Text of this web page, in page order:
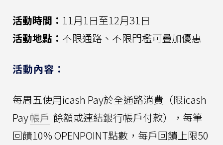
活動時間： 11月1日至12月31日
活動地點： 不限通路、不限門檻可疊加優惠
活動內容：
每周五使用icash Pay於全通路消費（限icash
Pay帳戶 餘額或連結銀行帳戶付款），每筆
回饋10% OPENPOINT點數，每戶回饋上限50